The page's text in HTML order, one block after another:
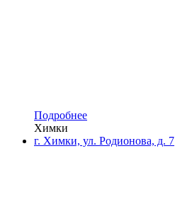
Подробнее
Химки
г. Химки, ул. Родионова, д. 7